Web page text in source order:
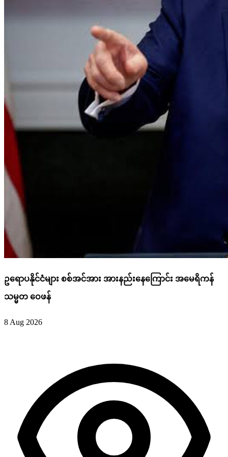
ဥရောပနိုင်ငံများ စစ်အင်အား အားနည်းနေကြောင်း အမေရိကန်
သမ္မတ ဝေဖန်
8 Aug 2026